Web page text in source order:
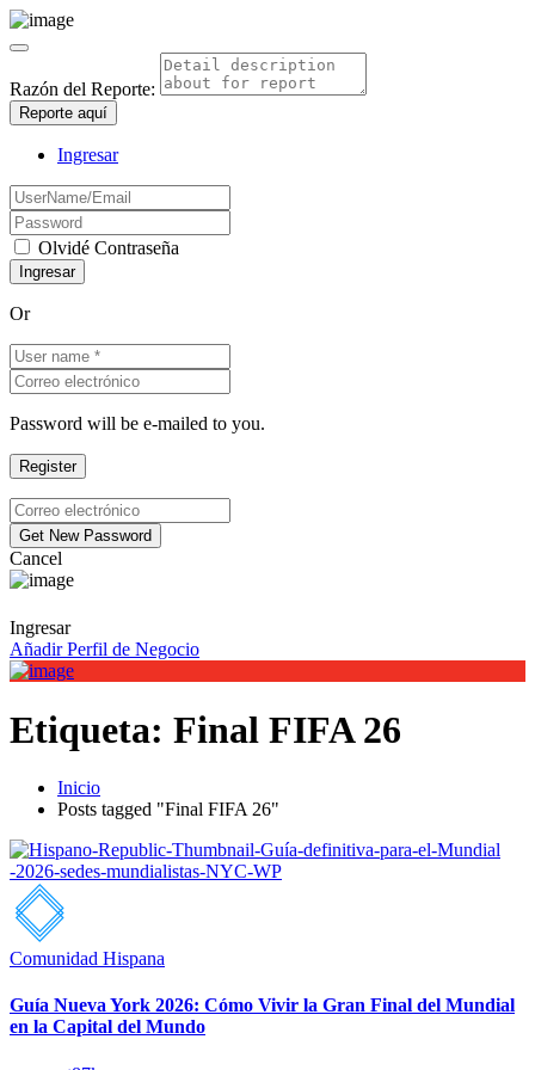
Razón del Reporte:
Reporte aquí
Ingresar
Olvidé Contraseña
Or
Password will be e-mailed to you.
Cancel
Ingresar
Añadir Perfil de Negocio
Etiqueta: Final FIFA 26
Inicio
Posts tagged "Final FIFA 26"
Comunidad Hispana
Guía Nueva York 2026: Cómo Vivir la Gran Final del Mundial
en la Capital del Mundo